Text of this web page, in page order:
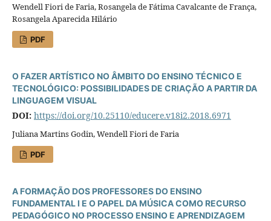
Wendell Fiori de Faria, Rosangela de Fátima Cavalcante de França,
Rosangela Aparecida Hilário
PDF
O FAZER ARTÍSTICO NO ÂMBITO DO ENSINO TÉCNICO E
TECNOLÓGICO: POSSIBILIDADES DE CRIAÇÃO A PARTIR DA
LINGUAGEM VISUAL
DOI: https://doi.org/10.25110/educere.v18i2.2018.6971
Juliana Martins Godin, Wendell Fiori de Faria
PDF
A FORMAÇÃO DOS PROFESSORES DO ENSINO
FUNDAMENTAL I E O PAPEL DA MÚSICA COMO RECURSO
PEDAGÓGICO NO PROCESSO ENSINO E APRENDIZAGEM